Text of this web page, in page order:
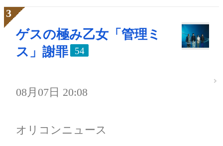
ゲスの極み乙女「管理ミ
ス」謝罪
54
08月07日 20:08
オリコンニュース